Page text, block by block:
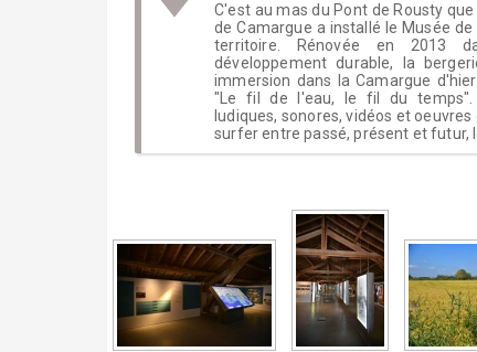
C'est au mas du Pont de Rousty
de Camargue a installé le Musée
territoire. Rénovée en 2013
développement durable, la
immersion dans la Camargue
"Le fil de l'eau, le fil du temps".
ludiques, sonores, vidéos et
surfer entre passé, présent et futur,